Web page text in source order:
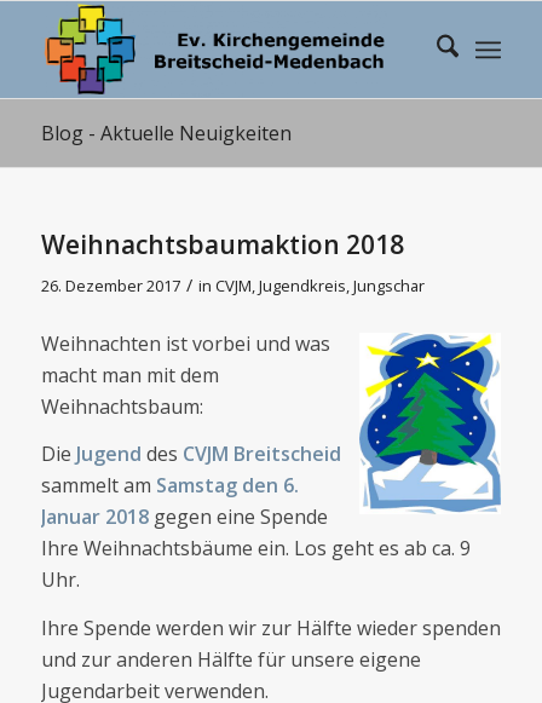
Blog - Aktuelle Neuigkeiten
Weihnachtsbaumaktion 2018
26. Dezember 2017 / in CVJM,Jugendkreis,Jungschar
Weihnachten ist vorbei und was
macht man mit dem
Weihnachtsbaum:
Die Jugend des CVJM Breitscheid
sammelt am Samstag den 6.
Januar 2018 gegen eine Spende
Ihre Weihnachtsbäume ein. Los geht es ab ca. 9
Uhr.
Ihre Spende werden wir zur Hälfte wieder spenden
und zur anderen Hälfte für unsere eigene
Jugendarbeit verwenden.